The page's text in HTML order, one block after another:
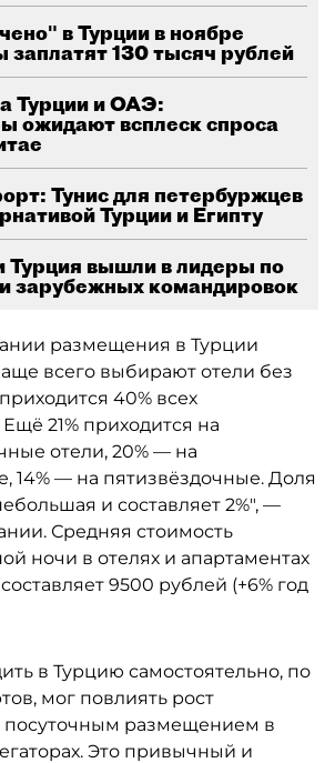
в Турции в ноябре
заплатят 130 тысяч рублей
Турции и ОАЭ:
ожидают всплеск спроса
Тунис для петербуржцев
Турции и Египту
вышли в лидеры по
зарубежных командировок
размещения в Турции
всего выбирают отели без
40% всех
21% приходится на
отели, 20% — на
14% — на пятизвёздочные. Доля
и составляет 2%", —
Средняя стоимость
ночи в отелях и апартаментах
9500 рублей (+6% год
в Турцию самостоятельно, по
мог повлиять рост
размещением в
Это привычный и